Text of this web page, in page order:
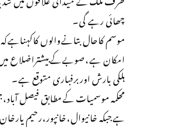
چھائی رہے گی۔
موسم کاحال بتانےوالوں
امکان ہے،صوبےکےبیشتراضلاع
ہلکی بارش اوربرفباری متوقع ہے۔
محکمہ موسمیات کےمطابق فیصل
ہےجبکہ خانیوال،خانپور،رحیم